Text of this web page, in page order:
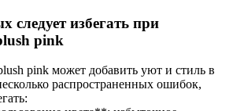
избегать при
pink
pink может добавить уют и стиль в
распространенных ошибок,